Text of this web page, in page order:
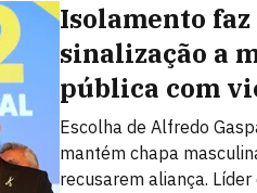
Isolamento
sinalização a
pública com
Escolha de Alfredo
mantém chapa
recusarem aliança.